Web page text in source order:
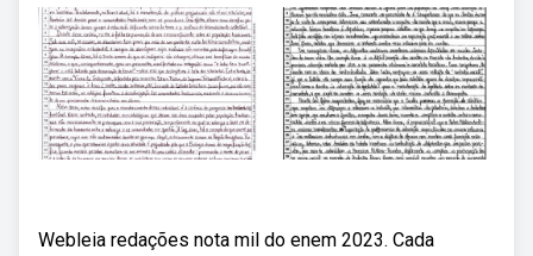
Webleia redações nota mil do enem 2023. Cada